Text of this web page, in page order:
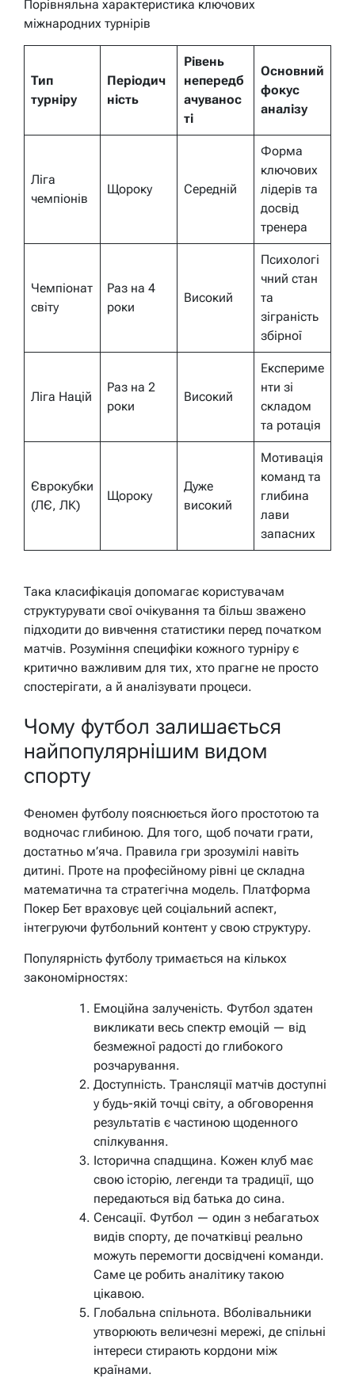
Порівняльна характеристика ключових
міжнародних турнірів
Тип
турніру
Періодич
ність
Рівень
непередб
ачуванос
ті
Основний
фокус
аналізу
Ліга
чемпіонів
Щороку Середній
Форма
ключових
лідерів та
досвід
тренера
Чемпіонат
світу
Раз на 4
роки
Високий
Психологі
чний стан
та
зіграність
збірної
Ліга Націй
Раз на 2
роки
Високий
Експериме
нти зі
складом
та ротація
Єврокубки
(ЛЄ, ЛК)
Щороку
Дуже
високий
Мотивація
команд та
глибина
лави
запасних
Така класифікація допомагає користувачам
структурувати свої очікування та більш зважено
підходити до вивчення статистики перед початком
матчів. Розуміння специфіки кожного турніру є
критично важливим для тих, хто прагне не просто
спостерігати, а й аналізувати процеси.
Чому футбол залишається
найпопулярнішим видом
спорту
Феномен футболу пояснюється його простотою та
водночас глибиною. Для того, щоб почати грати,
достатньо м’яча. Правила гри зрозумілі навіть
дитині. Проте на професійному рівні це складна
математична та стратегічна модель. Платформа
Покер Бет враховує цей соціальний аспект,
інтегруючи футбольний контент у свою структуру.
Популярність футболу тримається на кількох
закономірностях:
Емоційна залученість. Футбол здатен
викликати весь спектр емоцій — від
безмежної радості до глибокого
розчарування.
Доступність. Трансляції матчів доступні
у будь-якій точці світу, а обговорення
результатів є частиною щоденного
спілкування.
Історична спадщина. Кожен клуб має
свою історію, легенди та традиції, що
передаються від батька до сина.
Сенсації. Футбол — один з небагатьох
видів спорту, де початківці реально
можуть перемогти досвідчені команди.
Саме це робить аналітику такою
цікавою.
Глобальна спільнота. Вболівальники
утворюють величезні мережі, де спільні
інтереси стирають кордони між
країнами.